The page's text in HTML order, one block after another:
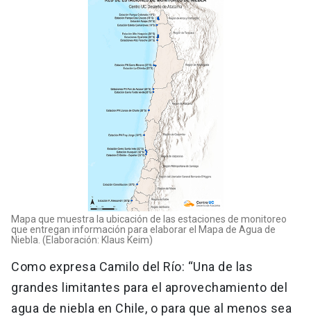
Mapa que muestra la ubicación de las estaciones de monitoreo
que entregan información para elaborar el Mapa de Agua de
Niebla. (Elaboración: Klaus Keim)
Como expresa Camilo del Río: “Una de las
grandes limitantes para el aprovechamiento del
agua de niebla en Chile, o para que al menos sea